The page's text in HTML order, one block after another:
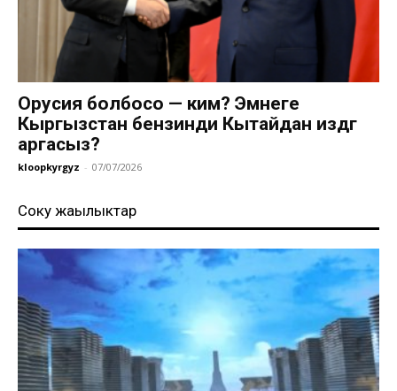
Орусия болбосо — ким? Эмнеге
Кыргызстан бензинди Кытайдан издөөгө
аргасыз?
kloopkyrgyz - 07/07/2026
Соңку жаңылыктар